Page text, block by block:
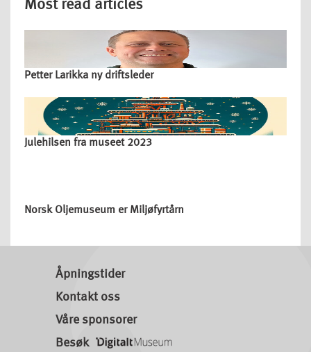
Most read articles
Petter Larikka ny driftsleder
Julehilsen fra museet 2023
Norsk Oljemuseum er Miljøfyrtårn
Åpningstider
Kontakt oss
Våre sponsorer
Besøk